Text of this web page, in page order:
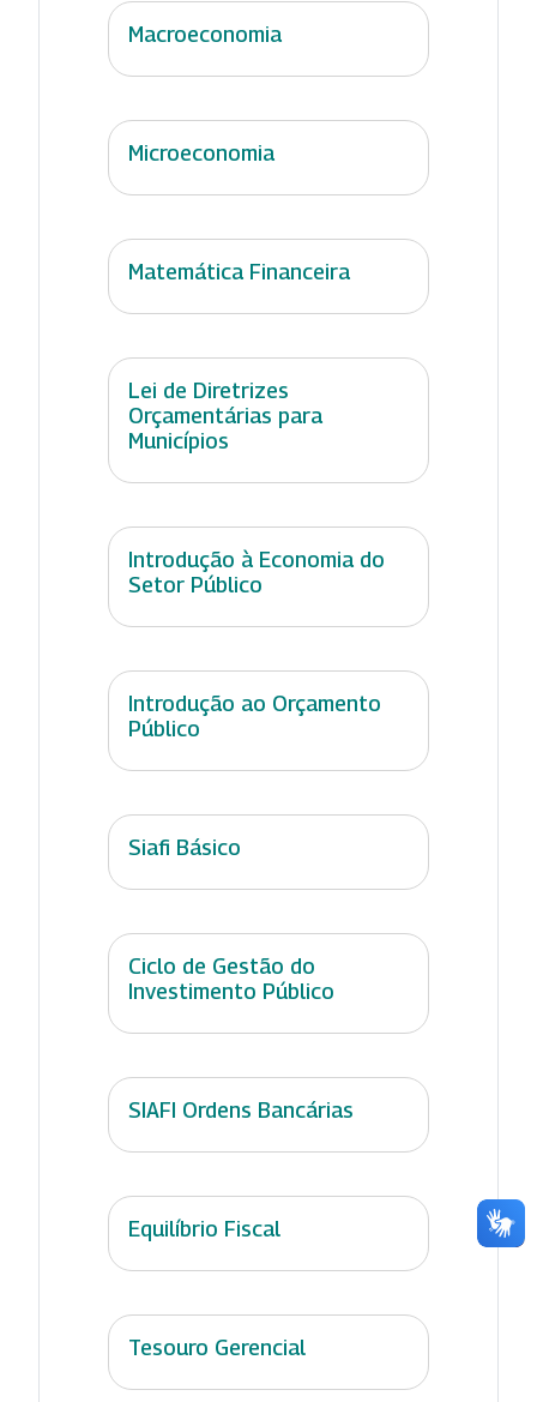
Macroeconomia
Microeconomia
Matemática Financeira
Lei de Diretrizes
Orçamentárias para
Municípios
Introdução à Economia do
Setor Público
Introdução ao Orçamento
Público
Siafi Básico
Ciclo de Gestão do
Investimento Público
SIAFI Ordens Bancárias
Equilíbrio Fiscal
Tesouro Gerencial